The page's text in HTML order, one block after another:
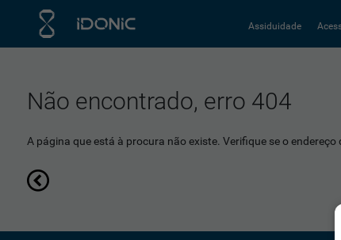
Assiduidade
Não encontrado, erro 404
A página que está à procura não existe. Verifique se o